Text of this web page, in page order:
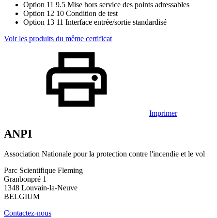
Option 11 9.5 Mise hors service des points adressables
Option 12 10 Condition de test
Option 13 11 Interface entrée/sortie standardisé
Voir les produits du même certificat
Imprimer
ANPI
Association Nationale pour la protection contre l'incendie et le vol
Parc Scientifique Fleming
Granbonpré 1
1348 Louvain-la-Neuve
BELGIUM
Contactez-nous